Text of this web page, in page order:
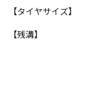
【タイヤサイズ】
【残溝】